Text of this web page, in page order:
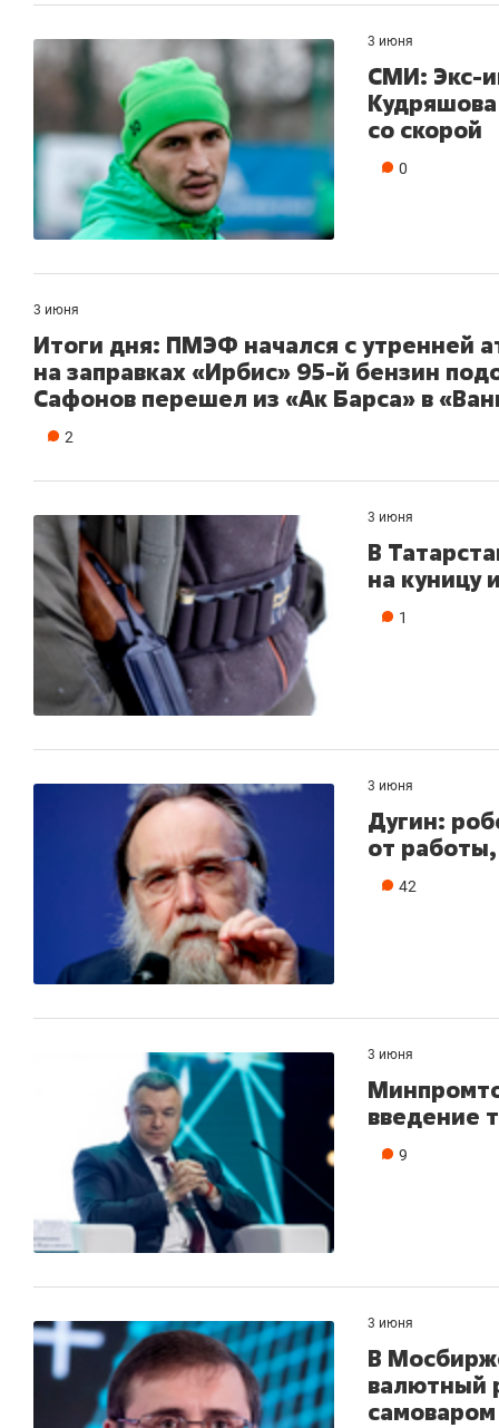
3 июня
СМИ: Экс-
со скорой
0
3 июня
Итоги дня: ПМЭФ начался с утренней
на заправках «Ирбис» 95-й бензин
Сафонов перешел из «Ак Барса» в
2
3 июня
В
на куницу
1
3 июня
Дугин:
от
42
3 июня
введение
9
3 июня
В
валютный
самоваром